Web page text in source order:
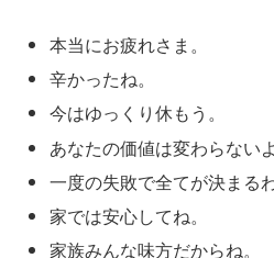
本当にお疲れさま。
辛かったね。
今はゆっくり休もう。
あなたの価値は変わらないよ
一度の失敗で全てが決まる
家では安心してね。
家族みんな味方だからね。